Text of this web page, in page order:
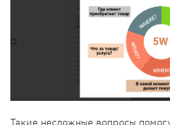
Такие несложные вопросы